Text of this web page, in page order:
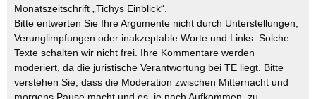
Monatszeitschrift „Tichys Einblick“.
Bitte entwerten Sie Ihre Argumente nicht durch Unterstellungen,
Verunglimpfungen oder inakzeptable Worte und Links. Solche
Texte schalten wir nicht frei. Ihre Kommentare werden
moderiert, da die juristische Verantwortung bei TE liegt. Bitte
verstehen Sie, dass die Moderation zwischen Mitternacht und